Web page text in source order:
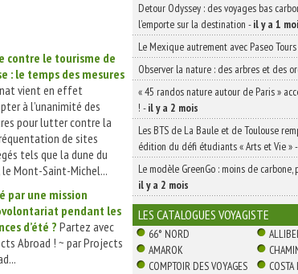
contre le tourisme de
: le temps des mesures
vient en effet
à l’unanimité des
pour lutter contre la
de sites
tels que la dune du
Mont-Saint-Michel...
par une mission
pendant les
d’été ?Partez avec
Abroad ! ~ par Projects
Detour Odyssey : des voyages bas
l’emporte sur la destination -il y a 1
Le Mexique autrement avec Paseo Tours
Observer la nature : des arbres et des
« 45 randos nature autour de Paris »
! -il y a 2 mois
Les BTS de La Baule et de Toulouse
édition du défi étudiants « Arts et Vie »-
Le modèle GreenGo : moins de
il y a 2 mois
LES CATALOGUES VOYAGISTE
66° NORD
AMAROK
COMPTOIR DES VOYAGES